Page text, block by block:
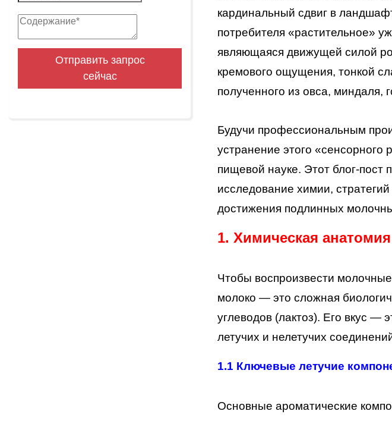
Отправить запрос
сейчас
кардинальный сдвиг в
потребителя «растительное»
являющаяся движущей силой
кремового ощущения, тонкой
полученного из овса, миндаля,
Будучи профессиональным
устранение этого
пищевой науке. Этот блог-пост
исследование химии,
достижения подлинных
1. Химическая
Чтобы воспроизвести
молоко — это сложная
углеводов (лактоз). Его вкус —
летучих и нелетучих
1.1 Ключевые летучие
Основные ароматические